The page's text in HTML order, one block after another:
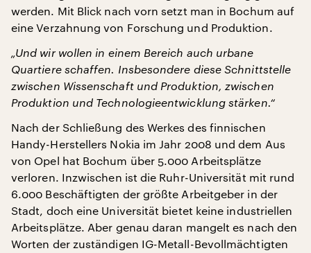
werden. Mit Blick nach vorn setzt man in Bochum auf
eine Verzahnung von Forschung und Produktion.
„Und wir wollen in einem Bereich auch urbane
Quartiere schaffen. Insbesondere diese Schnittstelle
zwischen Wissenschaft und Produktion, zwischen
Produktion und Technologieentwicklung stärken.“
Nach der Schließung des Werkes des finnischen
Handy-Herstellers Nokia im Jahr 2008 und dem Aus
von Opel hat Bochum über 5.000 Arbeitsplätze
verloren. Inzwischen ist die Ruhr-Universität mit rund
6.000 Beschäftigten der größte Arbeitgeber in der
Stadt, doch eine Universität bietet keine industriellen
Arbeitsplätze. Aber genau daran mangelt es nach den
Worten der zuständigen IG-Metall-Bevollmächtigten